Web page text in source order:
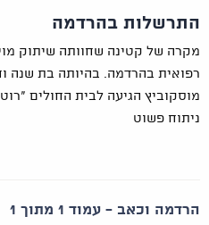
התרשלות בהרדמה
מקרה של קטינה שחוותה שיתוק
רפואית בהרדמה. בהיותה בת שנה
מוסקוביץ הגיעה לבית החולים
ניתוח פשוט
הרדמה וכאב - עמוד 1 מתוך 1